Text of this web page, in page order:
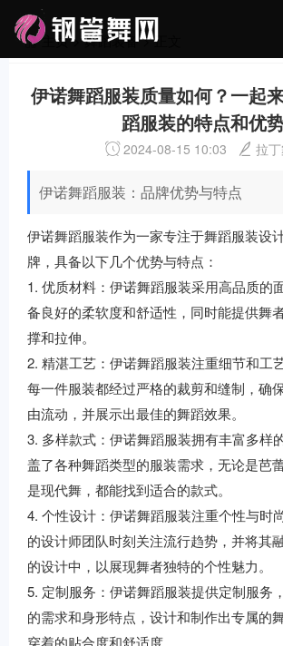
主页>舞蹈装备> 正文
伊诺舞蹈服装质量如何？一起
蹈服装的特点和优
2024-08-15 10:03 拉
伊诺舞蹈服装：品牌优势与特点
伊诺舞蹈服装作为一家专注于舞蹈服装设
牌，具备以下几个优势与特点：
1. 优质材料：伊诺舞蹈服装采用高品质的
备良好的柔软度和舒适性，同时能提供舞
撑和拉伸。
2. 精湛工艺：伊诺舞蹈服装注重细节和工
每一件服装都经过严格的裁剪和缝制，确
由流动，并展示出最佳的舞蹈效果。
3. 多样款式：伊诺舞蹈服装拥有丰富多样
盖了各种舞蹈类型的服装需求，无论是芭
是现代舞，都能找到适合的款式。
4. 个性设计：伊诺舞蹈服装注重个性与时
的设计师团队时刻关注流行趋势，并将其
的设计中，以展现舞者独特的个性魅力。
5. 定制服务：伊诺舞蹈服装提供定制服务
的需求和身形特点，设计和制作出专属的
穿着的贴合度和舒适度。